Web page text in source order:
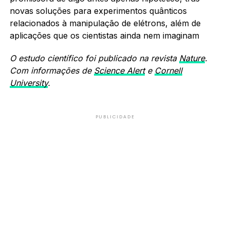
novas soluções para experimentos quânticos
relacionados à manipulação de elétrons, além de
aplicações que os cientistas ainda nem imaginam
O estudo científico foi publicado na revista Nature.
Com informações de Science Alerte Cornell
University.
PUBLICIDADE